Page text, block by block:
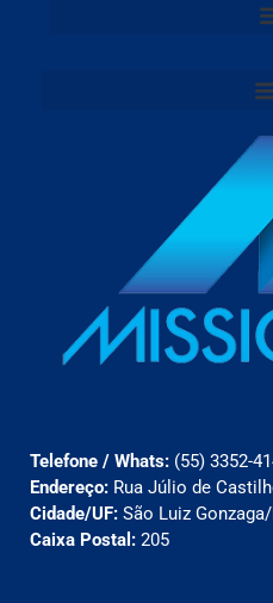
Telefone / Whats: (55) 3352-
Endereço: Rua Júlio de
Cidade/UF: São Luiz
Caixa Postal: 205